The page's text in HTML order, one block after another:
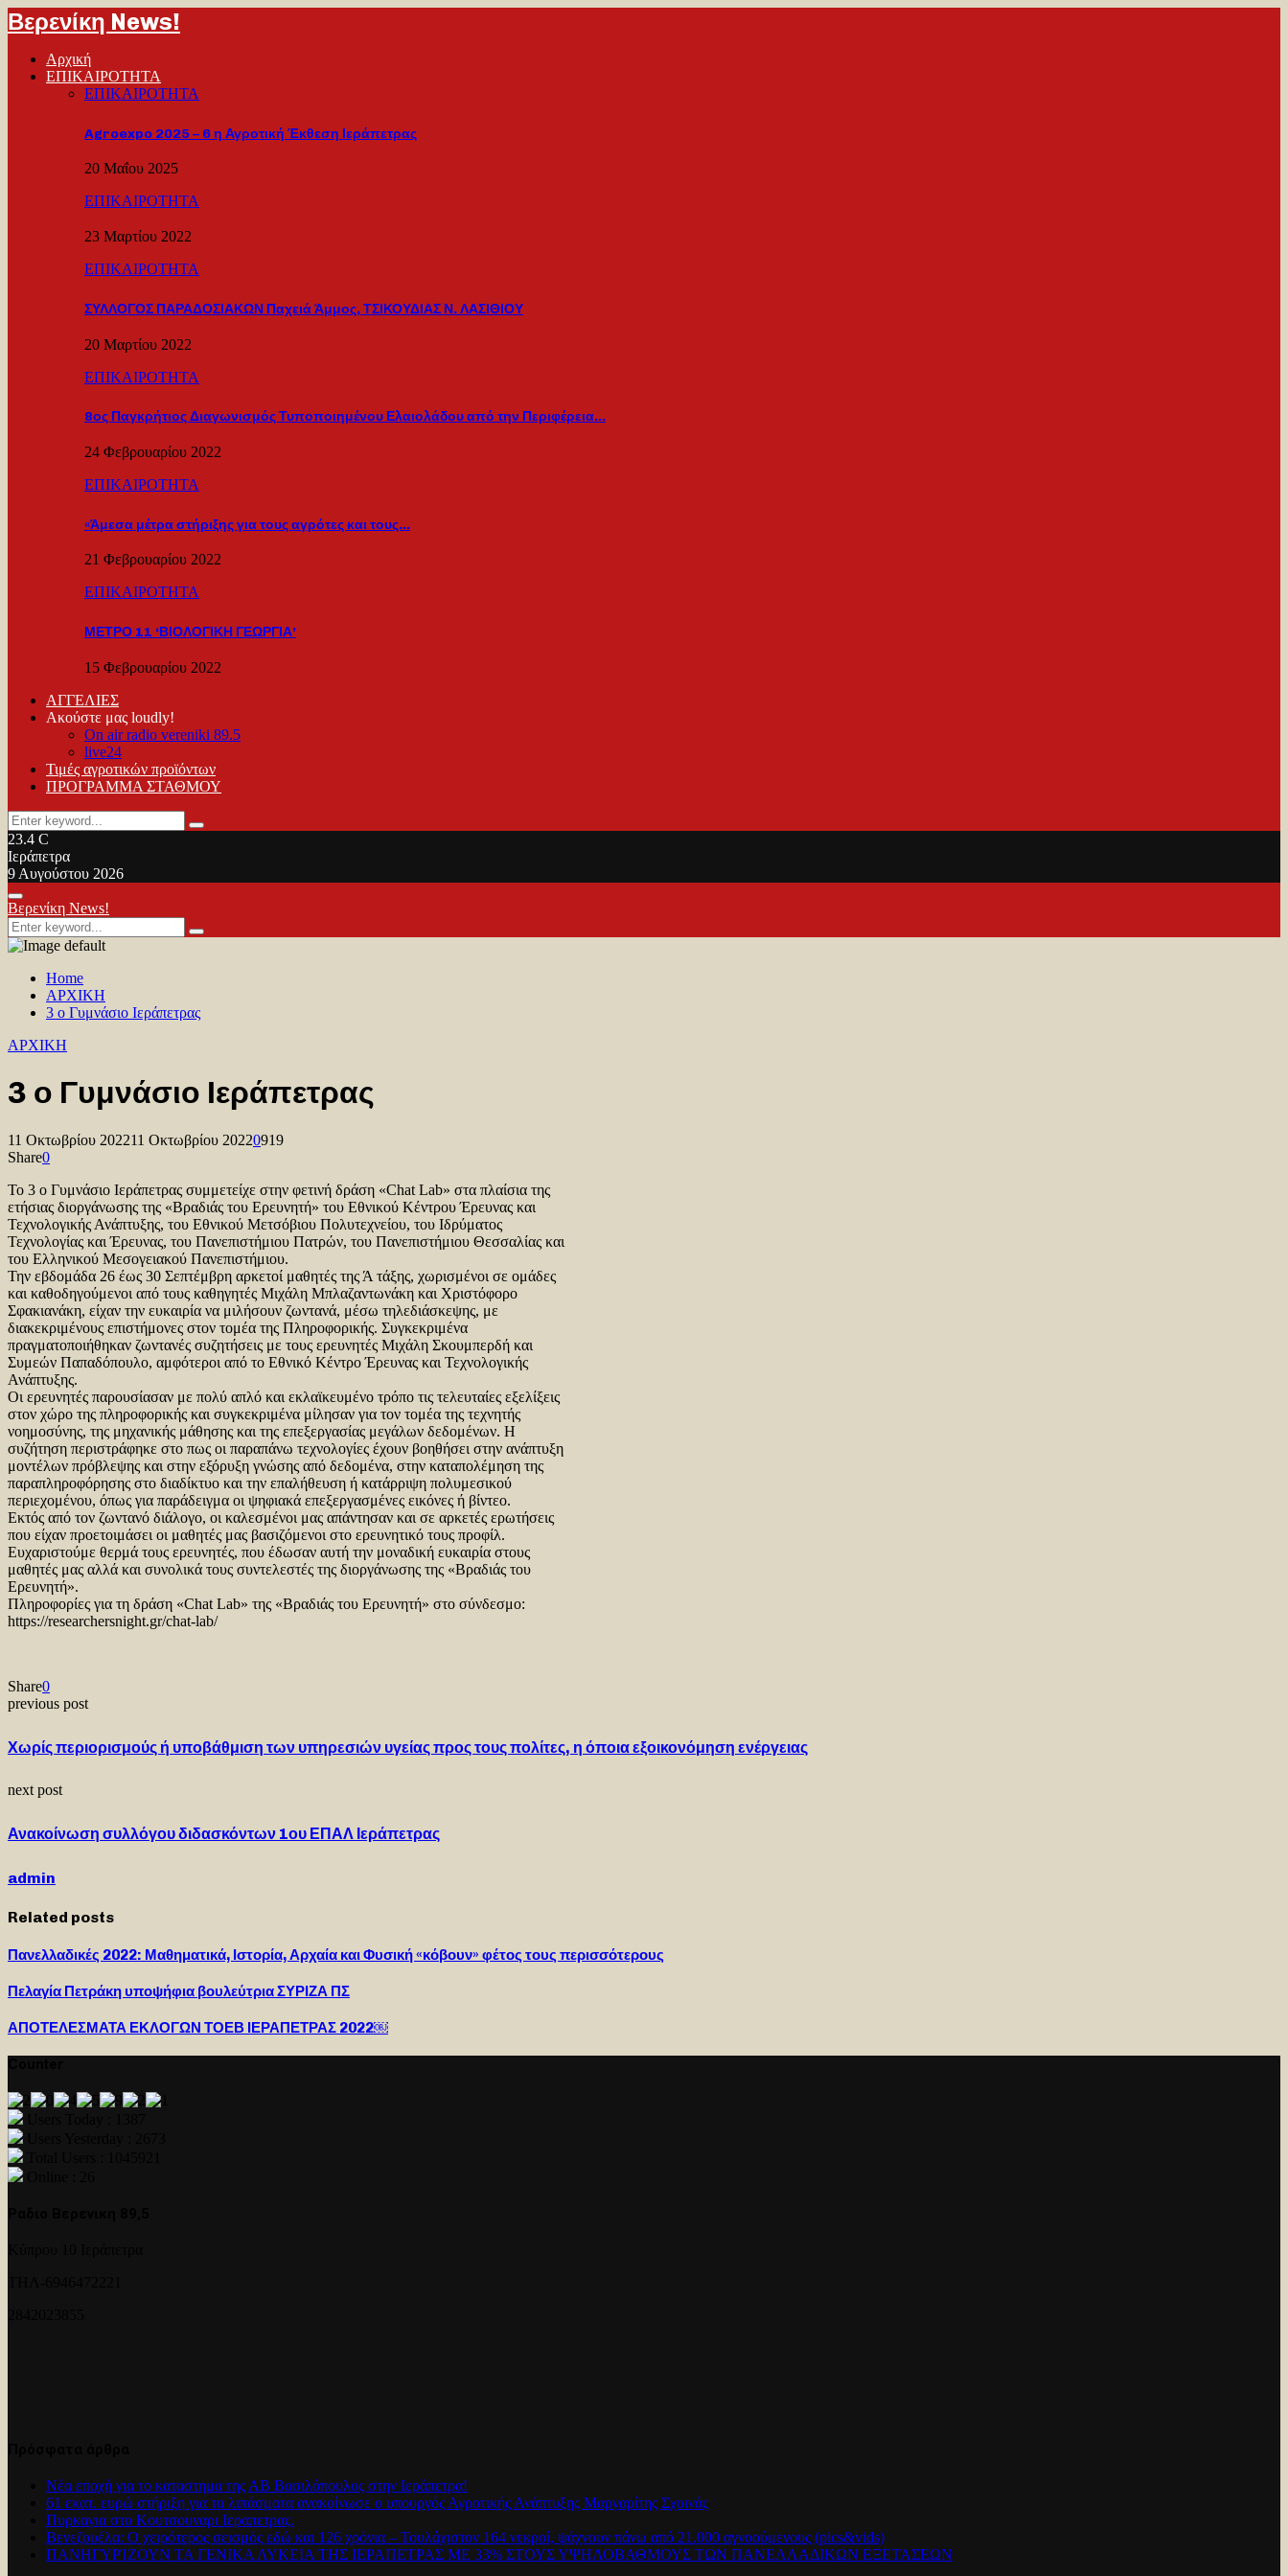
Βερενίκη News!
Αρχική
ΕΠΙΚΑΙΡΟΤΗΤΑ
ΕΠΙΚΑΙΡΟΤΗΤΑ
Agroexpo 2025 – 6 η Αγροτική Έκθεση Ιεράπετρας
20 Μαΐου 2025
ΕΠΙΚΑΙΡΟΤΗΤΑ
23 Μαρτίου 2022
ΕΠΙΚΑΙΡΟΤΗΤΑ
ΣΥΛΛΟΓΟΣ ΠΑΡΑΔΟΣΙΑΚΩΝ Παχειά Άμμος, ΤΣΙΚΟΥΔΙΑΣ Ν. ΛΑΣΙΘΙΟΥ
20 Μαρτίου 2022
ΕΠΙΚΑΙΡΟΤΗΤΑ
8ος Παγκρήτιος Διαγωνισμός Τυποποιημένου Ελαιολάδου από την Περιφέρεια…
24 Φεβρουαρίου 2022
ΕΠΙΚΑΙΡΟΤΗΤΑ
«Άμεσα μέτρα στήριξης για τους αγρότες και τους…
21 Φεβρουαρίου 2022
ΕΠΙΚΑΙΡΟΤΗΤΑ
ΜΕΤΡΟ 11 ‘ΒΙΟΛΟΓΙΚΗ ΓΕΩΡΓΙΑ’
15 Φεβρουαρίου 2022
ΑΓΓΕΛΙΕΣ
Ακούστε μας loudly!
On air radio vereniki 89.5
live24
Τιμές αγροτικών προϊόντων
ΠΡΟΓΡΑΜΜΑ ΣΤΑΘΜΟΥ
Search
for:
Search
23.4 C
Ιεράπετρα
9 Αυγούστου 2026
Facebook
Twitter
Youtube
Primary
Menu
Βερενίκη News!
Search
for:
Search
Home
ΑΡΧΙΚΗ
3 ο Γυμνάσιο Ιεράπετρας
ΑΡΧΙΚΗ
3 ο Γυμνάσιο Ιεράπετρας
11 Οκτωβρίου 202211 Οκτωβρίου 20220919
Share0
Το 3 ο Γυμνάσιο Ιεράπετρας συμμετείχε στην φετινή δράση «Chat Lab» στα πλαίσια της
ετήσιας διοργάνωσης της «Βραδιάς του Ερευνητή» του Εθνικού Κέντρου Έρευνας και
Τεχνολογικής Ανάπτυξης, του Εθνικού Μετσόβιου Πολυτεχνείου, του Ιδρύματος
Τεχνολογίας και Έρευνας, του Πανεπιστήμιου Πατρών, του Πανεπιστήμιου Θεσσαλίας και
του Ελληνικού Μεσογειακού Πανεπιστήμιου.
Την εβδομάδα 26 έως 30 Σεπτέμβρη αρκετοί μαθητές της Ά τάξης, χωρισμένοι σε ομάδες
και καθοδηγούμενοι από τους καθηγητές Μιχάλη Μπλαζαντωνάκη και Χριστόφορο
Σφακιανάκη, είχαν την ευκαιρία να μιλήσουν ζωντανά, μέσω τηλεδιάσκεψης, με
διακεκριμένους επιστήμονες στον τομέα της Πληροφορικής. Συγκεκριμένα
πραγματοποιήθηκαν ζωντανές συζητήσεις με τους ερευνητές Μιχάλη Σκουμπερδή και
Συμεών Παπαδόπουλο, αμφότεροι από το Εθνικό Κέντρο Έρευνας και Τεχνολογικής
Ανάπτυξης.
Οι ερευνητές παρουσίασαν με πολύ απλό και εκλαϊκευμένο τρόπο τις τελευταίες εξελίξεις
στον χώρο της πληροφορικής και συγκεκριμένα μίλησαν για τον τομέα της τεχνητής
νοημοσύνης, της μηχανικής μάθησης και της επεξεργασίας μεγάλων δεδομένων. Η
συζήτηση περιστράφηκε στο πως οι παραπάνω τεχνολογίες έχουν βοηθήσει στην ανάπτυξη
μοντέλων πρόβλεψης και στην εξόρυξη γνώσης από δεδομένα, στην καταπολέμηση της
παραπληροφόρησης στο διαδίκτυο και την επαλήθευση ή κατάρριψη πολυμεσικού
περιεχομένου, όπως για παράδειγμα οι ψηφιακά επεξεργασμένες εικόνες ή βίντεο.
Εκτός από τον ζωντανό διάλογο, οι καλεσμένοι μας απάντησαν και σε αρκετές ερωτήσεις
που είχαν προετοιμάσει οι μαθητές μας βασιζόμενοι στο ερευνητικό τους προφίλ.
Ευχαριστούμε θερμά τους ερευνητές, που έδωσαν αυτή την μοναδική ευκαιρία στους
μαθητές μας αλλά και συνολικά τους συντελεστές της διοργάνωσης της «Βραδιάς του
Ερευνητή».
Πληροφορίες για τη δράση «Chat Lab» της «Βραδιάς του Ερευνητή» στο σύνδεσμο:
https://researchersnight.gr/chat-lab/
Share0
previous post
Χωρίς περιορισμούς ή υποβάθμιση των υπηρεσιών υγείας προς τους πολίτες, η όποια εξοικονόμηση ενέργειας
next post
Ανακοίνωση συλλόγου διδασκόντων 1ου ΕΠΑΛ Ιεράπετρας
admin
Related posts
Πανελλαδικές 2022: Μαθηματικά, Ιστορία, Αρχαία και Φυσική «κόβουν» φέτος τους περισσότερους
Πελαγία Πετράκη υποψήφια βουλεύτρια ΣΥΡΙΖΑ ΠΣ
ΑΠΟΤΕΛΕΣΜΑΤΑ ΕΚΛΟΓΩΝ ΤΟΕΒ ΙΕΡΑΠΕΤΡΑΣ 2022￼
Νέα εποχή για το καταστημα της ΑΒ Βασιλόπουλος στην Ιεράπετρα!
61 εκατ. ευρώ στήριξη για τα λιπάσματα ανακοίνωσε ο υπουργός Αγροτικής Ανάπτυξης Μαργαρίτης Σχοινάς
Πυρκαγια στο Κουτσουναρι Ιεραπετρας.
Βενεζουέλα: Ο χειρότερος σεισμός εδώ και 126 χρόνια – Τουλάχιστον 164 νεκροί, ψάχνουν πάνω από 21.000 αγνοούμενους (pics&vids)
ΠΑΝΗΓΥΡΊΖΟΥΝ ΤΑ ΓΕΝΙΚΑ ΛΥΚΕΙΑ ΤΗΣ ΙΕΡΑΠΕΤΡΑΣ ΜΕ 33% ΣΤΟΥΣ ΥΨΗΛΟΒΑΘΜΟΥΣ ΤΩΝ ΠΑΝΕΛΛΑΔΙΚΩΝ ΕΞΕΤΑΣΕΩΝ